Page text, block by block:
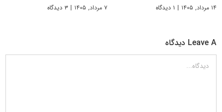
۱۴ مرداد, ۱۴۰۵ | ۱ دیدگاه ۷ مرداد, ۱۴۰۵ | ۳ دیدگاه
Leave A دیدگاه
دیدگاه